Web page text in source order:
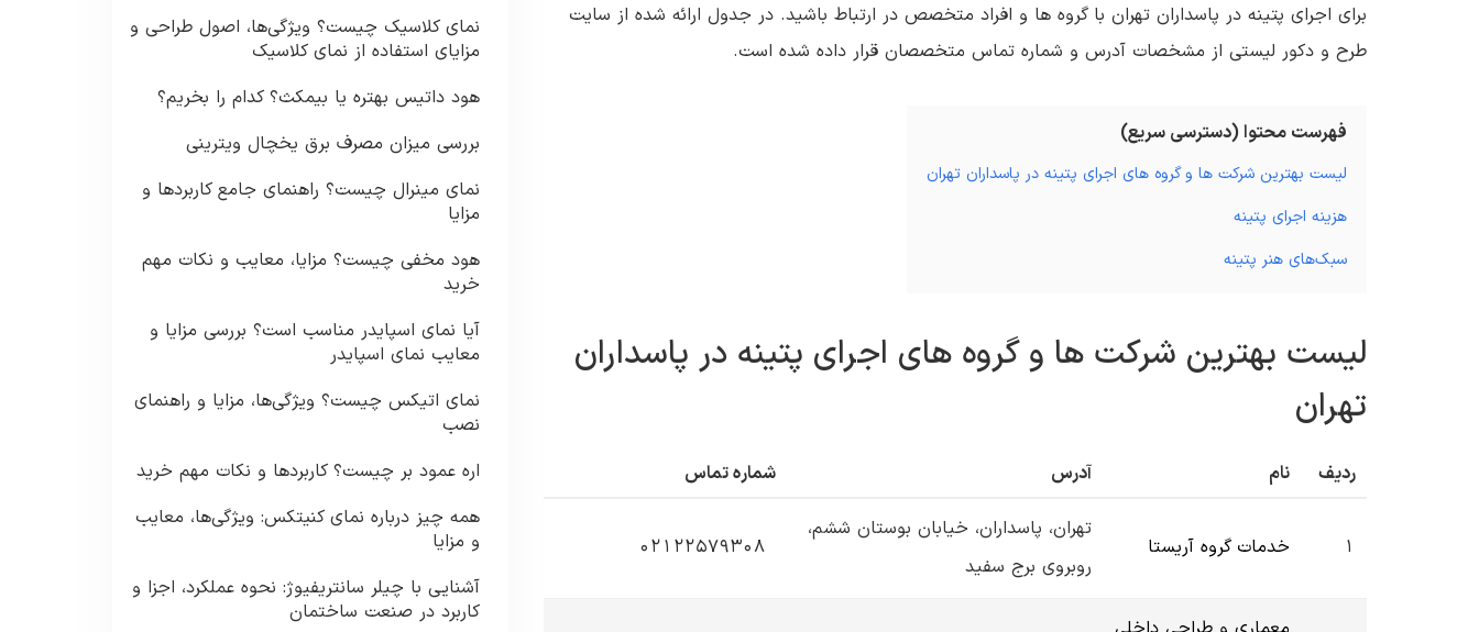
برای اجرای پتینه در پاسداران تهران با گروه ها و افراد متخصص در ارتباط باشید. در جدول ارائه شده از سایت
طرح و دکور لیستی از مشخصات آدرس و شماره تماس متخصصان قرار داده شده است.
فهرست محتوا (دسترسی سریع)
لیست بهترین شرکت ها و گروه های اجرای پتینه در پاسداران تهران
هزینه اجرای پتینه
سبک‌های هنر پتینه
لیست بهترین شرکت ها و گروه های اجرای پتینه در پاسداران
تهران
ردیف نام آدرس شماره تماس
1 خدمات گروه آریستا
تهران، پاسداران، خیابان بوستان ششم،
روبروی برج سفید
02122579308
نمای کلاسیک چیست؟ ویژگی‌ها، اصول طراحی و
مزایای استفاده از نمای کلاسیک
هود داتیس بهتره یا بیمکث؟ کدام را بخریم؟
بررسی میزان مصرف برق یخچال ویترینی
نمای مینرال چیست؟ راهنمای جامع کاربردها و
مزایا
هود مخفی چیست؟ مزایا، معایب و نکات مهم
خرید
آیا نمای اسپایدر مناسب است؟ بررسی مزایا و
معایب نمای اسپایدر
نمای اتیکس چیست؟ ویژگی‌ها، مزایا و راهنمای
نصب
اره عمود بر چیست؟ کاربردها و نکات مهم خرید
همه چیز درباره نمای کنیتکس: ویژگی‌ها، معایب
و مزایا
آشنایی با چیلر سانتریفیوژ: نحوه عملکرد، اجزا و
کاربرد در صنعت ساختمان